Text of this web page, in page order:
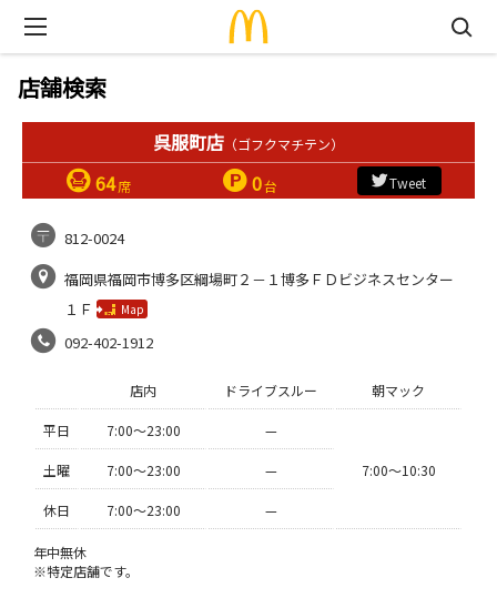
店舗検索
呉服町店 （ゴフクマチテン）
64席 0台 Tweet
812-0024
福岡県福岡市博多区綱場町２－１博多ＦＤビジネスセンター
１Ｆ
Map
092-402-1912
店内 ドライブスルー 朝マック
平日 7:00〜23:00 —
7:00〜10:30
土曜 7:00〜23:00 —
休日 7:00〜23:00 —
年中無休
※特定店舗です。